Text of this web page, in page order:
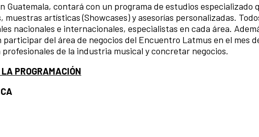
Guatemala, contará con un programa de estudios especializado
artísticas (Showcases) y asesorías personalizadas.
nacionales e internacionales, especialistas en cada área.
del área de negocios del Encuentro Latmus en el mes
de la industria musical y concretar negocios.
PROGRAMACIÓN